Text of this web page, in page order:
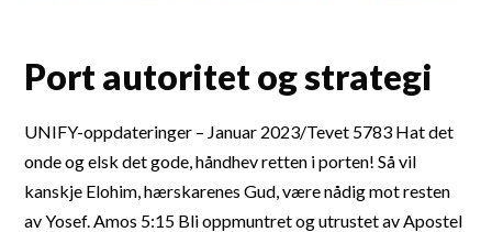
Port autoritet og strategi
UNIFY-oppdateringer – Januar 2023/Tevet 5783 Hat det
onde og elsk det gode, håndhev retten i porten! Så vil
kanskje Elohim, hærskarenes Gud, være nådig mot resten
av Yosef. Amos 5:15 Bli oppmuntret og utrustet av Apostel